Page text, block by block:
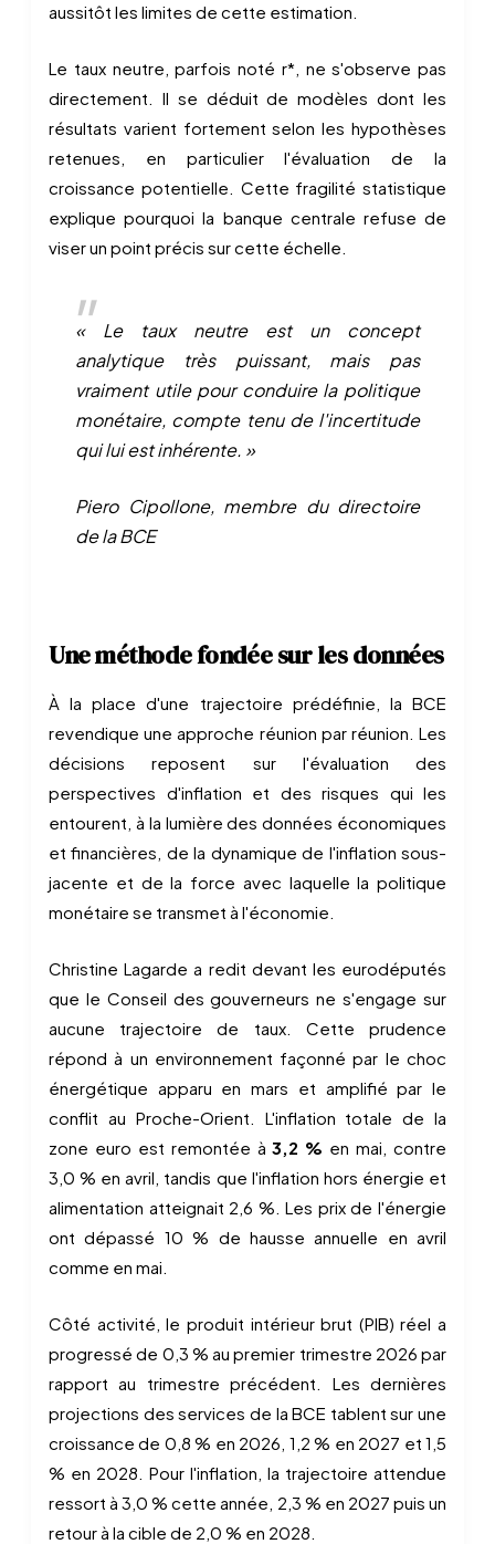
aussitôt les limites de cette estimation.
Le taux neutre, parfois noté r*, ne s'observe pas
directement. Il se déduit de modèles dont les
résultats varient fortement selon les hypothèses
retenues, en particulier l'évaluation de la
croissance potentielle. Cette fragilité statistique
explique pourquoi la banque centrale refuse de
viser un point précis sur cette échelle.
« Le taux neutre est un concept
analytique très puissant, mais pas
vraiment utile pour conduire la politique
monétaire, compte tenu de l'incertitude
qui lui est inhérente. »
Piero Cipollone, membre du directoire
de la BCE
Une méthode fondée sur les données
À la place d'une trajectoire prédéfinie, la BCE
revendique une approche réunion par réunion. Les
décisions reposent sur l'évaluation des
perspectives d'inflation et des risques qui les
entourent, à la lumière des données économiques
et financières, de la dynamique de l'inflation sous-
jacente et de la force avec laquelle la politique
monétaire se transmet à l'économie.
Christine Lagarde a redit devant les eurodéputés
que le Conseil des gouverneurs ne s'engage sur
aucune trajectoire de taux. Cette prudence
répond à un environnement façonné par le choc
énergétique apparu en mars et amplifié par le
conflit au Proche-Orient. L'inflation totale de la
zone euro est remontée à3,2 % en mai, contre
3,0 % en avril, tandis que l'inflation hors énergie et
alimentation atteignait 2,6 %. Les prix de l'énergie
ont dépassé 10 % de hausse annuelle en avril
comme en mai.
Côté activité, le produit intérieur brut (PIB) réel a
progressé de 0,3 % au premier trimestre 2026 par
rapport au trimestre précédent. Les dernières
projections des services de la BCE tablent sur une
croissance de 0,8 % en 2026, 1,2 % en 2027 et 1,5
% en 2028. Pour l'inflation, la trajectoire attendue
ressort à 3,0 % cette année, 2,3 % en 2027 puis un
retour à la cible de 2,0 % en 2028.